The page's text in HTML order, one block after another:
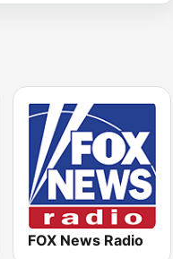
FOX News Radio